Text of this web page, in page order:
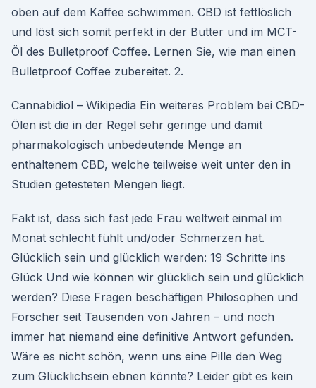
oben auf dem Kaffee schwimmen. CBD ist fettlöslich
und löst sich somit perfekt in der Butter und im MCT-
Öl des Bulletproof Coffee. Lernen Sie, wie man einen
Bulletproof Coffee zubereitet. 2.
Cannabidiol – Wikipedia Ein weiteres Problem bei CBD-
Ölen ist die in der Regel sehr geringe und damit
pharmakologisch unbedeutende Menge an
enthaltenem CBD, welche teilweise weit unter den in
Studien getesteten Mengen liegt.
Fakt ist, dass sich fast jede Frau weltweit einmal im
Monat schlecht fühlt und/oder Schmerzen hat.
Glücklich sein und glücklich werden: 19 Schritte ins
Glück Und wie können wir glücklich sein und glücklich
werden? Diese Fragen beschäftigen Philosophen und
Forscher seit Tausenden von Jahren – und noch
immer hat niemand eine definitive Antwort gefunden.
Wäre es nicht schön, wenn uns eine Pille den Weg
zum Glücklichsein ebnen könnte? Leider gibt es kein